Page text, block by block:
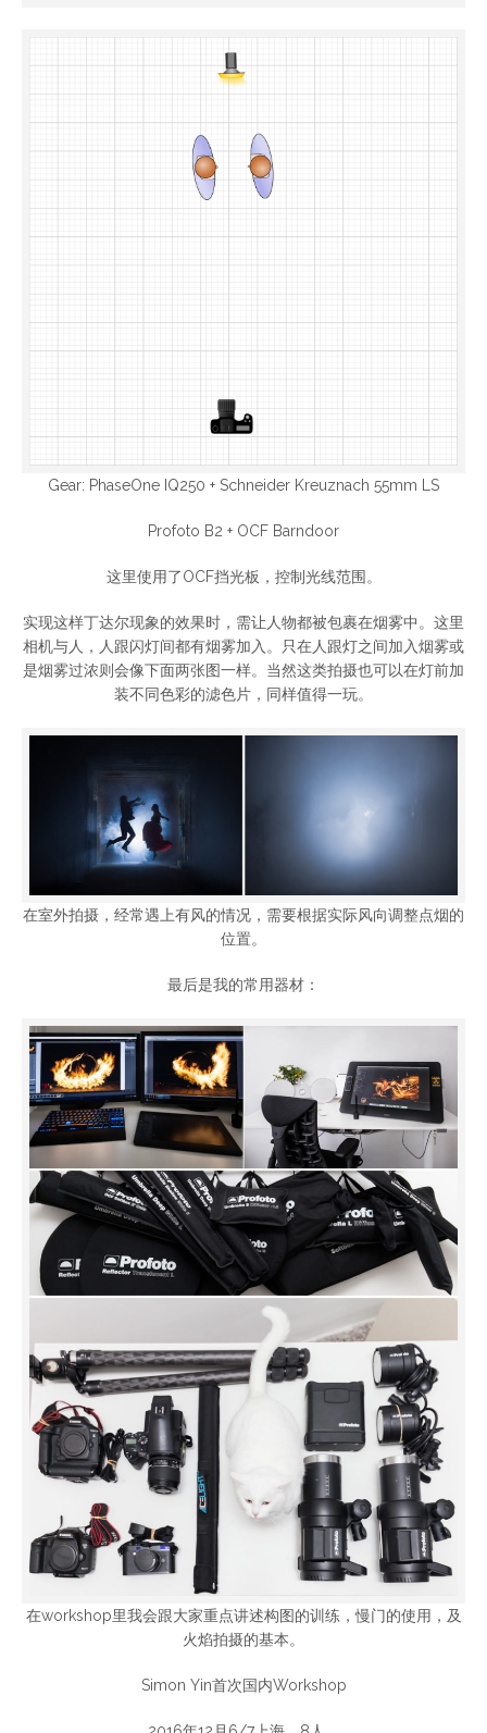
Gear: PhaseOne IQ250 + Schneider Kreuznach 55mm LS
Profoto B2 + OCF Barndoor
这里使用了OCF挡光板，控制光线范围。
实现这样丁达尔现象的效果时，需让人物都被包裹在烟雾中。这里
相机与人，人跟闪灯间都有烟雾加入。只在人跟灯之间加入烟雾或
是烟雾过浓则会像下面两张图一样。当然这类拍摄也可以在灯前加
装不同色彩的滤色片，同样值得一玩。
在室外拍摄，经常遇上有风的情况，需要根据实际风向调整点烟的
位置。
最后是我的常用器材：
在workshop里我会跟大家重点讲述构图的训练，慢门的使用，及
火焰拍摄的基本。
Simon Yin首次国内Workshop